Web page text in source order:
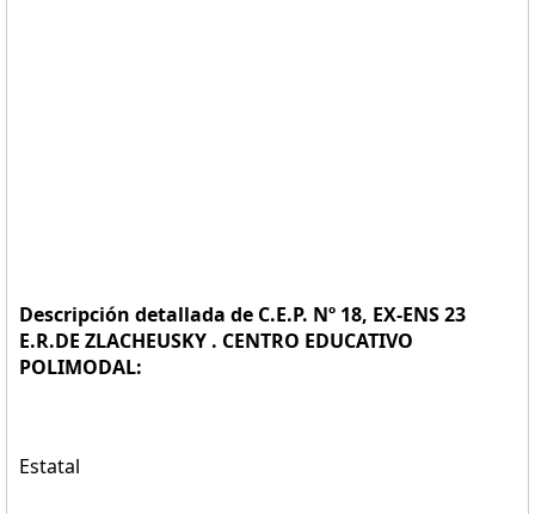
Descripción detallada de C.E.P. Nº 18, EX-ENS 23
E.R.DE ZLACHEUSKY . CENTRO EDUCATIVO
POLIMODAL:
Estatal